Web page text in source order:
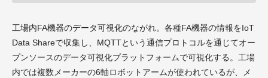
工場内FA機器のデータ可視化のながれ。各種FA機器の情報をIoT
Data Shareで収集し、MQTTという通信プロトコルを通じてオー
プンソースのデータ可視化プラットフォームで可視化する。工場
内では複数メーカーの6軸ロボットアームが使われているが、メ